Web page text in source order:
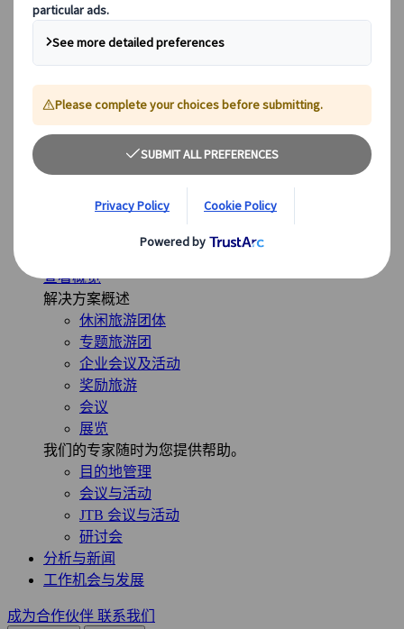
西班牙
全球最受欢迎的目的地
澳大利亚
我们的解决方案
位，随时为您的旅程提供指导。
查看概览
解决方案概述
休闲旅游团体
专题旅游团
企业会议及活动
奖励旅游
会议
展览
我们的专家随时为您提供帮助。
目的地管理
会议与活动
JTB 会议与活动
研讨会
分析与新闻
工作机会与发展
成为合作伙伴 联系我们